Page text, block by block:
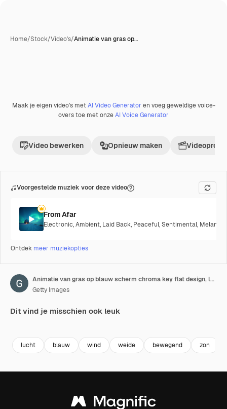
Home/Stock/Video's/Animatie van gras op…
Premium
Maak je eigen video's metAI Video Generator en voeg geweldige voice-
overs toe met onzeAI Voice Generator
Video bewerken Opnieuw maken
Voorgestelde muziek voor deze video
From Afar
Electronic,Ambient, Laid Back, Peaceful,Sentimental,
Ontdek meer muziekopties
Animatie van gras op blauw scherm chroma key flat design, loopelement
Getty Images
Dit vind je misschien ook leuk
lucht blauw wind weide bewegend zon